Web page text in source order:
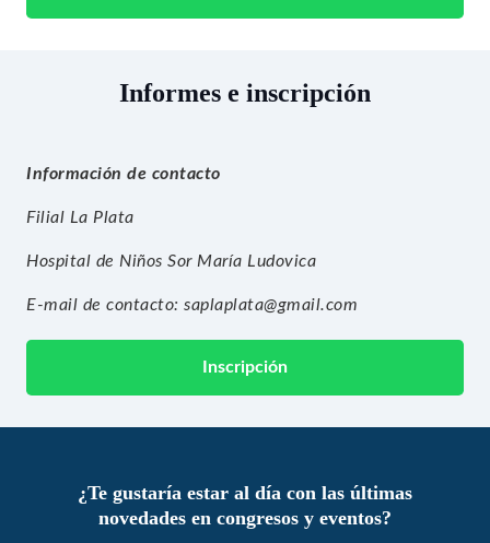
Informes e inscripción
Información de contacto
Filial La Plata
Hospital de Niños Sor María Ludovica
E-mail de contacto:saplaplata@gmail.com
Inscripción
¿Te gustaría estar al día con las últimas
novedades en congresos y eventos?